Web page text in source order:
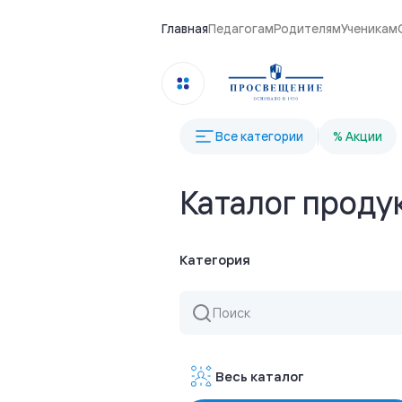
ГлавнаяПедагогамРодителямУченикам
Все категории % Акции
Каталог
Категория
Весь каталог